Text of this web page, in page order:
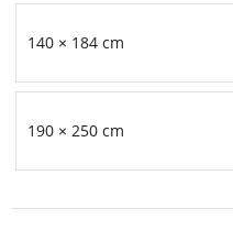
140 × 184 cm
190 × 250 cm